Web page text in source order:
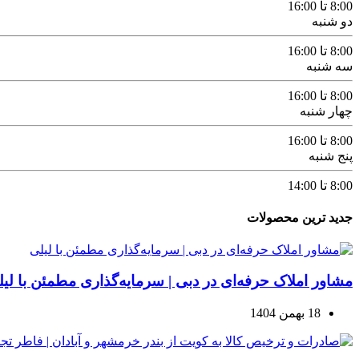
8:00 تا 16:00
دو شنبه
8:00 تا 16:00
سه شنبه
8:00 تا 16:00
چهار شنبه
8:00 تا 16:00
پنج شنبه
8:00 تا 14:00
جدید ترین محصولات
مشاور املاک حرفه‌ای در دبی | سرمایه‌گذاری مطمئن با
18 بهمن 1404